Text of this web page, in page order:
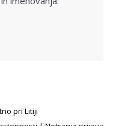
pri Litiji